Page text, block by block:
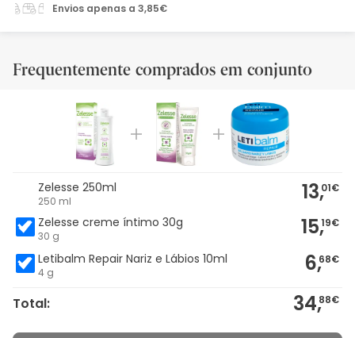
Envios apenas a 3,85€
Frequentemente comprados em conjunto
Zelesse 250ml
250 ml 13,01€
Zelesse creme íntimo 30g
30 g 15,19€
Letibalm Repair Nariz e Lábios 10ml
4 g 6,68€
Total: 34,88€